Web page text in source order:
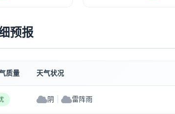
预报
质量 天气状况
阴 雷阵雨